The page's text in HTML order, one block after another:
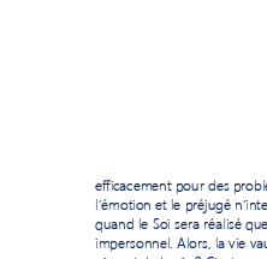
efficacement pour des
l’émotion et le préjugé
quand le Soi sera réalisé
impersonnel. Alors, la vie